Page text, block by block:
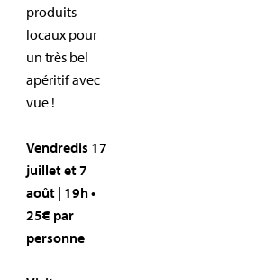
produits
locaux pour
un très bel
apéritif avec
vue !
Vendredis 17
juillet et 7
août | 19h •
25€ par
personne